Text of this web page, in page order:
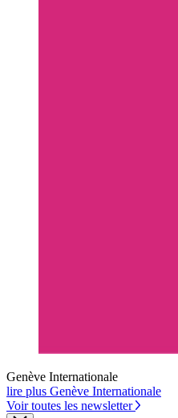
Genève Internationale
lire plus Genève Internationale
Voir toutes les newsletter